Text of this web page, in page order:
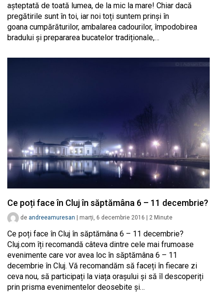
așteptată de toată lumea, de la mic la mare! Chiar dacă
pregătirile sunt în toi, iar noi toți suntem prinși în
goana cumpărăturilor, ambalarea cadourilor, împodobirea
bradului și prepararea bucatelor tradiționale,…
Ce poți face în Cluj în săptămâna 6 – 11 decembrie?
de andreeamuresan marți, 6 decembrie 2016 2 Minute
Ce poți face în Cluj în săptămâna 6 – 11 decembrie?
Cluj.com îți recomandă câteva dintre cele mai frumoase
evenimente care vor avea loc în săptămâna 6 – 11
decembrie în Cluj. Vă recomandăm să faceți în fiecare zi
ceva nou, să participați la viața orașului și să îl descoperiți
prin prisma evenimentelor deosebite și…